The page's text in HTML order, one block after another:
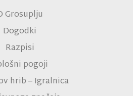
Grosuplju
Dogodki
Razpisi
pogoji
hrib – Igralnica